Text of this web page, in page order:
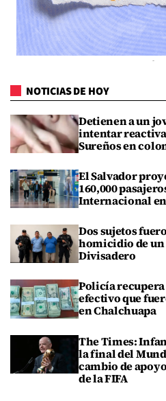
NOTICIAS DE HOY
Detienen a un
intentar
Sureños en
El Salvador
160,000
Internacional
Dos sujetos
homicidio de un
Divisadero
Policía recupera
efectivo que
en Chalchuapa
The Times:
la final del
cambio de
de la FIFA